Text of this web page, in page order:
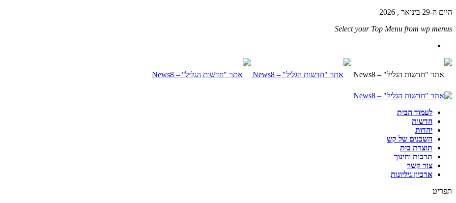
היום ה-29 בינואר , 2026
Select your Top Menu from wp menus
לעמוד הבית
חדשות
יהדות
השכנים של קש
תוצרת בית
תרבות וחינוך
צור קשר
ארכיון גיליונות
תפריט